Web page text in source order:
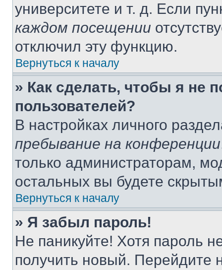
университете и т. д. Если
каждом посещении
отключил эту функцию.
Вернуться к началу
» Как сделать, чтобы я не
пользователей?
В настройках личного
пребывание на конференции
только администраторам,
остальных вы будете
Вернуться к началу
» Я забыл пароль!
Не паникуйте! Хотя пароль
получить новый. Перейдите